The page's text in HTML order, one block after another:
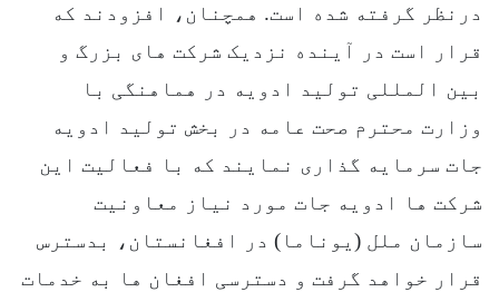
درنظر گرفته شده است. همچنان، افزودند که
قرار است در آینده نزدیک شرکت های بزرگ و
بین المللی تولید ادویه در هماهنگی با
وزارت محترم صحت عامه در بخش تولید ادویه
جات سرمایه گذاری نمایند که با فعالیت این
شرکت ها ادویه جات مورد نیاز معاونیت
سازمان ملل (یوناما) در افغانستان، بدسترس
قرار خواهد گرفت و دسترسی افغان ها به خدمات